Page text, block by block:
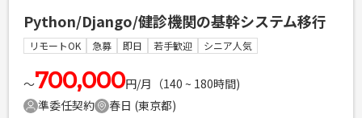
主役、のような感覚で積んでいただけます。 BigQueryや
AWS、GCPといったモダンな技術を駆使しながら、スケーラ
ブルなデータ基盤を構築・運用スキルを磨ける環境にも最適
化しています。挑戦できるため、エンジニアとして一段上の
成長を目指せます。 ・各システムからのBigQueryへのデータ
パイプライン設計＆運用 関連して、各チームとの連携対応
Python/Django/健診機関の基幹システム移行
リモートOK 急募 即日 若手歓迎 シニア人気
〜700,000円/月（140 ~ 180時間)
準委任契約
春日 (東京都)